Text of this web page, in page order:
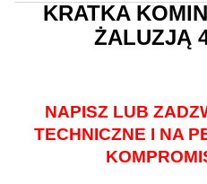
KRATKA
ŻALUZJĄ
NAPISZ LUB
TECHNICZNE I NA